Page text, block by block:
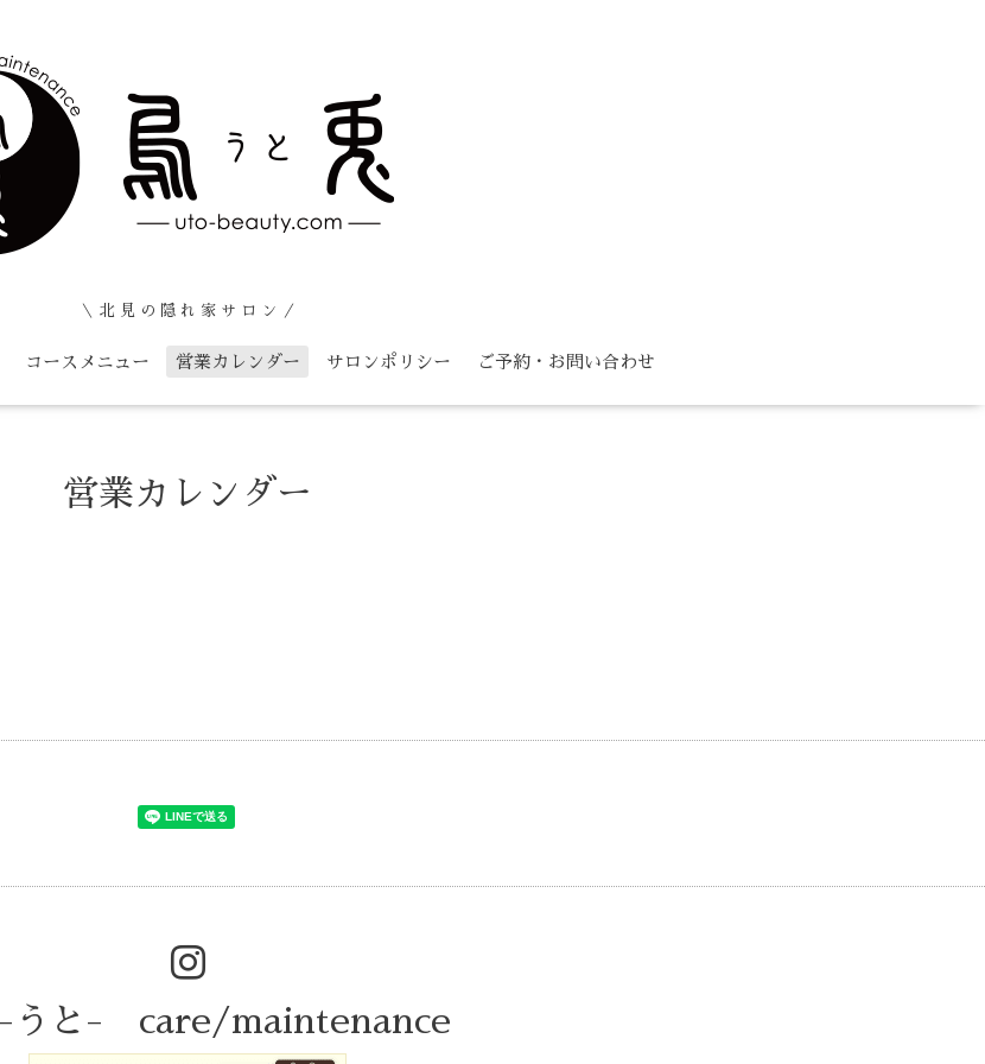
＼ 北 見 の 隠 れ 家 サ ロ ン ／
コースメニュー 営業カレンダー サロンポリシー ご予約・お問い合わせ
営業カレンダー
-うと- care/maintenance